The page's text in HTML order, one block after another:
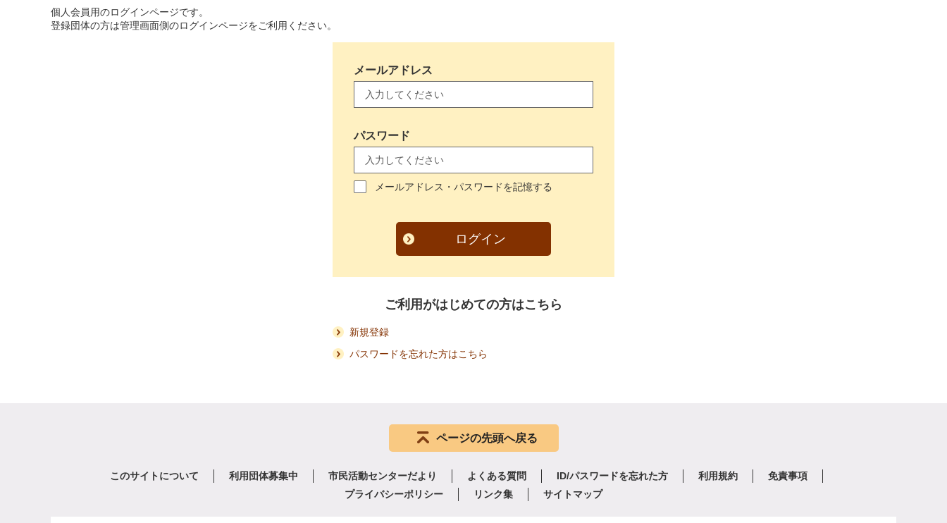
個人会員用のログインページです。
登録団体の方は管理画面側のログインページをご利用ください。
メールアドレス
パスワード
メールアドレス・パスワードを記憶する
ログイン
ご利用がはじめての方はこちら
新規登録
パスワードを忘れた方はこちら
ページの先頭へ戻る
このサイトについて 利用団体募集中 市民活動センターだより よくある質問 ID/パスワードを忘れた方 利用規約
免責事項
プライバシーポリシー
リンク集 サイトマップ